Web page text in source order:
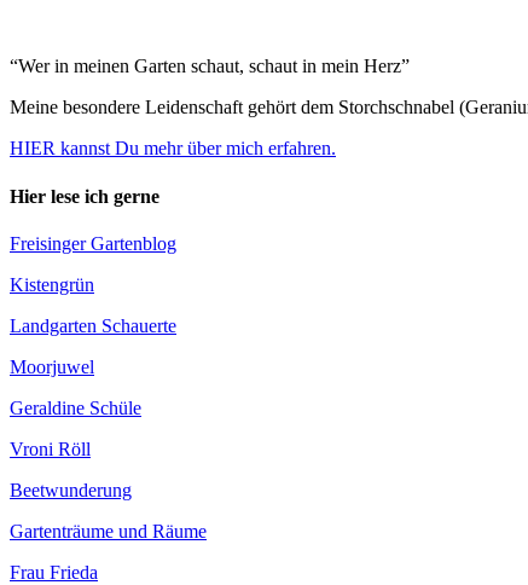
“Wer in meinen Garten schaut, schaut in mein Herz”
Meine besondere Leidenschaft gehört dem Storchschnabel
HIER kannst Du mehr über mich erfahren.
Hier lese ich gerne
Freisinger Gartenblog
Kistengrün
Landgarten Schauerte
Moorjuwel
Geraldine Schüle
Vroni Röll
Beetwunderung
Gartenträume und Räume
Frau Frieda